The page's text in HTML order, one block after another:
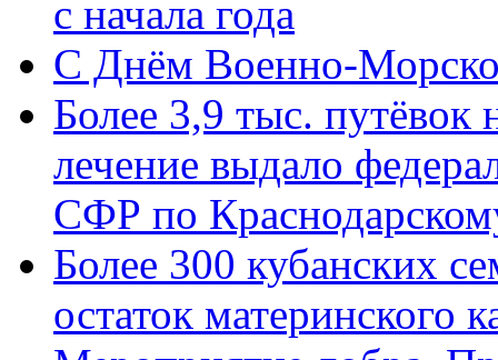
с начала года
C Днём Военно-
Более 3,9 тыс. путёвок
лечение выдало
СФР по
Более 300 кубанских
остаток материнского